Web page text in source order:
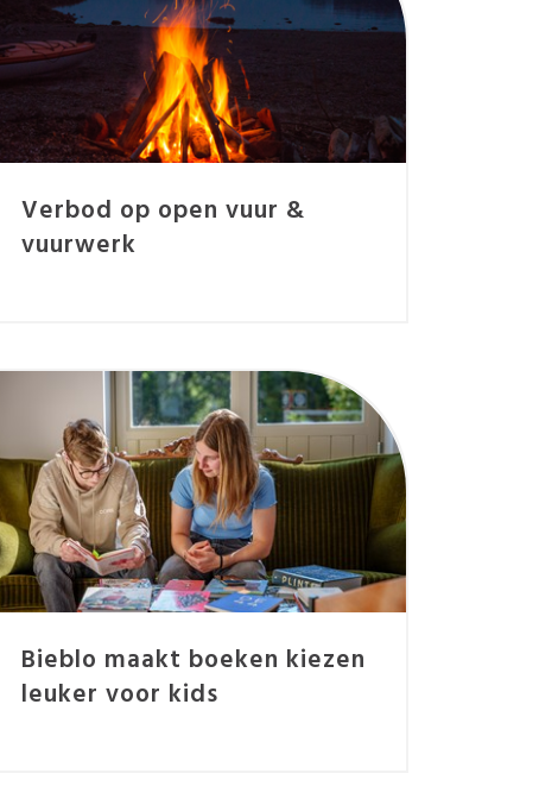
Verbod op open vuur &
vuurwerk
Bieblo maakt boeken kiezen
leuker voor kids